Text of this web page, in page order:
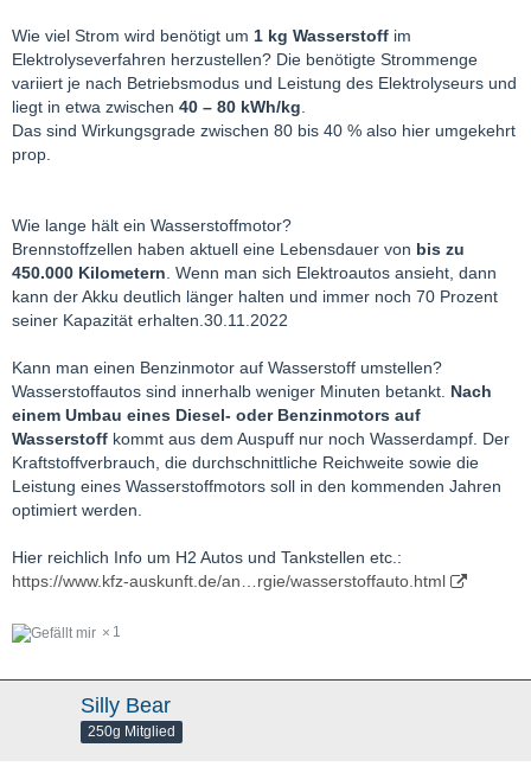
Wie viel Strom wird benötigt um 1 kg Wasserstoff im
Elektrolyseverfahren herzustellen? Die benötigte Strommenge
variiert je nach Betriebsmodus und Leistung des Elektrolyseurs und
liegt in etwa zwischen 40 – 80 kWh/kg.
Das sind Wirkungsgrade zwischen 80 bis 40 % also hier umgekehrt
prop.
Wie lange hält ein Wasserstoffmotor?
Brennstoffzellen haben aktuell eine Lebensdauer von bis zu
450.000 Kilometern. Wenn man sich Elektroautos ansieht, dann
kann der Akku deutlich länger halten und immer noch 70 Prozent
seiner Kapazität erhalten.30.11.2022
Kann man einen Benzinmotor auf Wasserstoff umstellen?
Wasserstoffautos sind innerhalb weniger Minuten betankt. Nach
einem Umbau eines Diesel- oder Benzinmotors auf
Wasserstoff kommt aus dem Auspuff nur noch Wasserdampf. Der
Kraftstoffverbrauch, die durchschnittliche Reichweite sowie die
Leistung eines Wasserstoffmotors soll in den kommenden Jahren
optimiert werden.
Hier reichlich Info um H2 Autos und Tankstellen etc.:
https://www.kfz-auskunft.de/an…rgie/wasserstoffauto.html
1
Silly Bear
250g Mitglied